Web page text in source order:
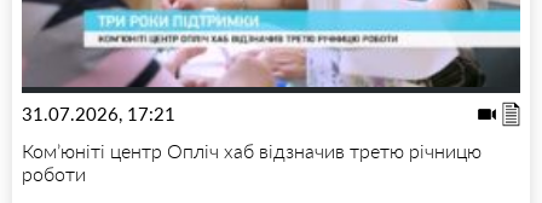
31.07.2026, 17:21
Ком’юніті центр Опліч хаб відзначив третю річницю
роботи